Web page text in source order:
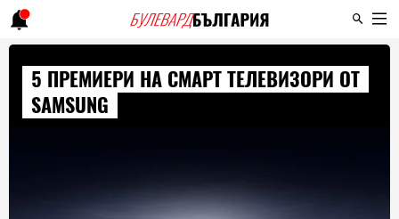
5 ПРЕМИЕРИ НА СМАРТ ТЕЛЕВИЗОРИ ОТ
SAMSUNG